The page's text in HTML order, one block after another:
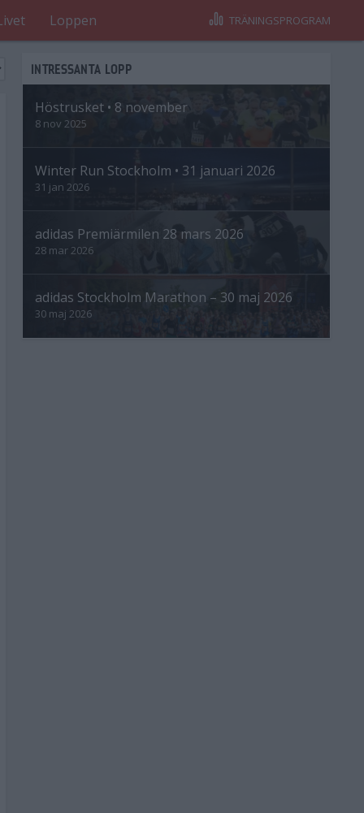
Loppen TRÄNINGSPROGRAM
INTRESSANTA LOPP
Höstrusket • 8 november
8 nov 2025
Winter Run Stockholm • 31 januari 2026
31 jan 2026
adidas Premiärmilen 28 mars 2026
28 mar 2026
adidas Stockholm Marathon – 30 maj 2026
30 maj 2026